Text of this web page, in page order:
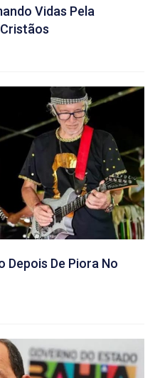
Vidas Pela
Depois De Piora No